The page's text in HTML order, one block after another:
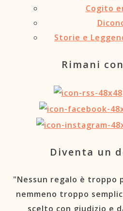
Cogito
Storie e
Rimani
Diventa un
"Nessun regalo è troppo
nemmeno troppo
scelto con giudizio e